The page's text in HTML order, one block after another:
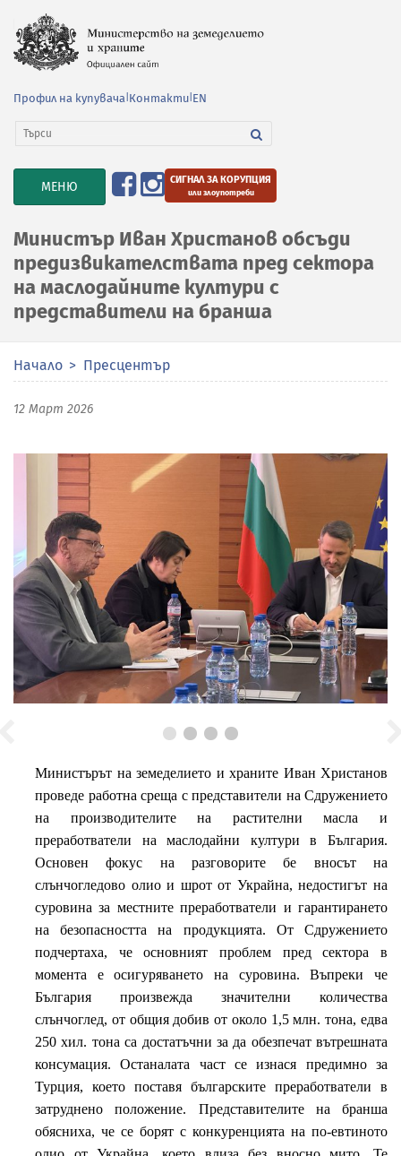
Профил на купувача Контакти EN
TOGGLE
NAVIGATION
МЕНЮ СИГНАЛ ЗА КОРУПЦИЯ
или злоупотреби
Министър Иван Христанов обсъди
предизвикателствата пред сектора
на маслодайните култури с
представители на бранша
Начало Пресцентър
12 Март 2026
Министърът на земеделието и храните Иван Христанов
проведе работна среща с представители на Сдружението
на производителите на растителни масла и
преработватели на маслодайни култури в България.
Основен фокус на разговорите бе вносът на
слънчогледово олио и шрот от Украйна, недостигът на
суровина за местните преработватели и гарантирането
на безопасността на продукцията. От Сдружението
подчертаха, че основният проблем пред сектора в
момента е осигуряването на суровина. Въпреки че
България произвежда значителни количества
слънчоглед, от общия добив от около 1,5 млн. тона, едва
250 хил. тона са достатъчни за да обезпечат вътрешната
консумация. Останалата част се изнася предимно за
Турция, което поставя българските преработватели в
затруднено положение. Представителите на бранша
обясниха, че се борят с конкуренцията на по-евтиното